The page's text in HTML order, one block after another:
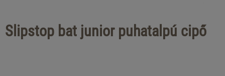
Slipstop bat junior puhatalpú cipő